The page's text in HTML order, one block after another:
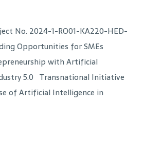
No. 2024-1-RO01-KA220-HED-
Opportunities for SMEs
with Artificial
5.0 Transnational Initiative
of Artificial Intelligence in